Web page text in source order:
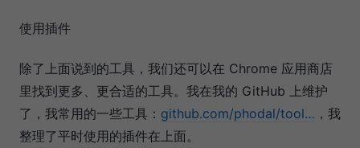
使用插件
除了上面说到的工具，我们还可以在 Chrome 应用商店
里找到更多、更合适的工具。我在我的 GitHub 上维护
了，我常用的一些工具： github.com/phodal/tool… ，我
整理了平时使用的插件在上面。